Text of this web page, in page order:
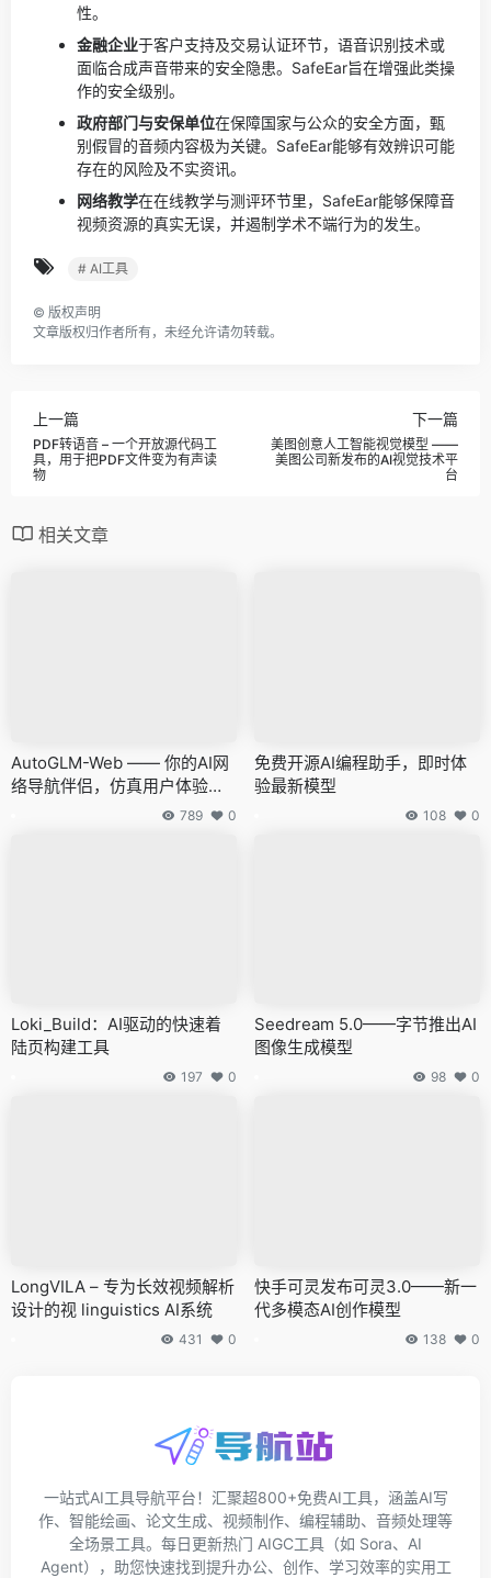
性。
金融企业于客户支持及交易认证环节，语音识别技术或
面临合成声音带来的安全隐患。SafeEar旨在增强此类操
作的安全级别。
政府部门与安保单位在保障国家与公众的安全方面，甄
别假冒的音频内容极为关键。SafeEar能够有效辨识可能
存在的风险及不实资讯。
网络教学在在线教学与测评环节里，SafeEar能够保障音
视频资源的真实无误，并遏制学术不端行为的发生。
# AI工具
© 版权声明
文章版权归作者所有，未经允许请勿转载。
上一篇
PDF转语音 – 一个开放源代码工
具，用于把PDF文件变为有声读
物
下一篇
美图创意人工智能视觉模型 ——
美图公司新发布的AI视觉技术平
台
相关文章
AutoGLM-Web —— 你的AI网
络导航伴侣，仿真用户体验网
789 0
免费开源AI编程助手，即时体
验最新模型
108 0
Loki_Build：AI驱动的快速着
陆页构建工具
197 0
Seedream 5.0——字节推出AI
图像生成模型
98 0
LongVILA – 专为长效视频解析
设计的视 linguistics AI系统
431 0
快手可灵发布可灵3.0——新一
代多模态AI创作模型
138 0
一站式AI工具导航平台！汇聚超800+免费AI工具，涵盖AI写
作、智能绘画、论文生成、视频制作、编程辅助、音频处理等
全场景工具。每日更新热门 AIGC工具（如 Sora、AI
Agent），助您快速找到提升办公、创作、学习效率的实用工